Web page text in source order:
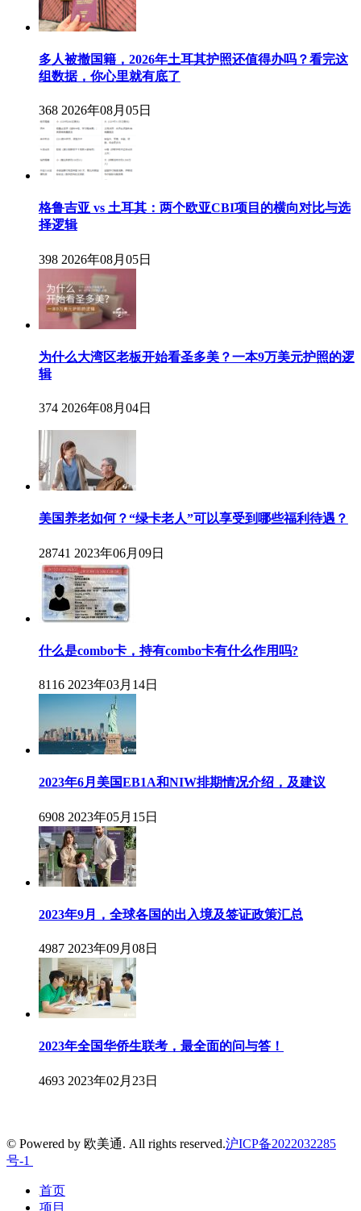
多人被撤国籍，2026年土耳其护照还值得办吗？看完这
组数据，你心里就有底了
368 2026年08月05日
格鲁吉亚 vs 土耳其：两个欧亚CBI项目的横向对比与选
择逻辑
398 2026年08月05日
为什么大湾区老板开始看圣多美？一本9万美元护照的逻
辑
374 2026年08月04日
美国养老如何？“绿卡老人”可以享受到哪些福利待遇？
28741 2023年06月09日
什么是combo卡，持有combo卡有什么作用吗?
8116 2023年03月14日
2023年6月美国EB1A和NIW排期情况介绍，及建议
6908 2023年05月15日
2023年9月，全球各国的出入境及签证政策汇总
4987 2023年09月08日
2023年全国华侨生联考，最全面的问与答！
4693 2023年02月23日
© Powered by 欧美通. All rights reserved.沪ICP备2022032285
号-1
首页
项目